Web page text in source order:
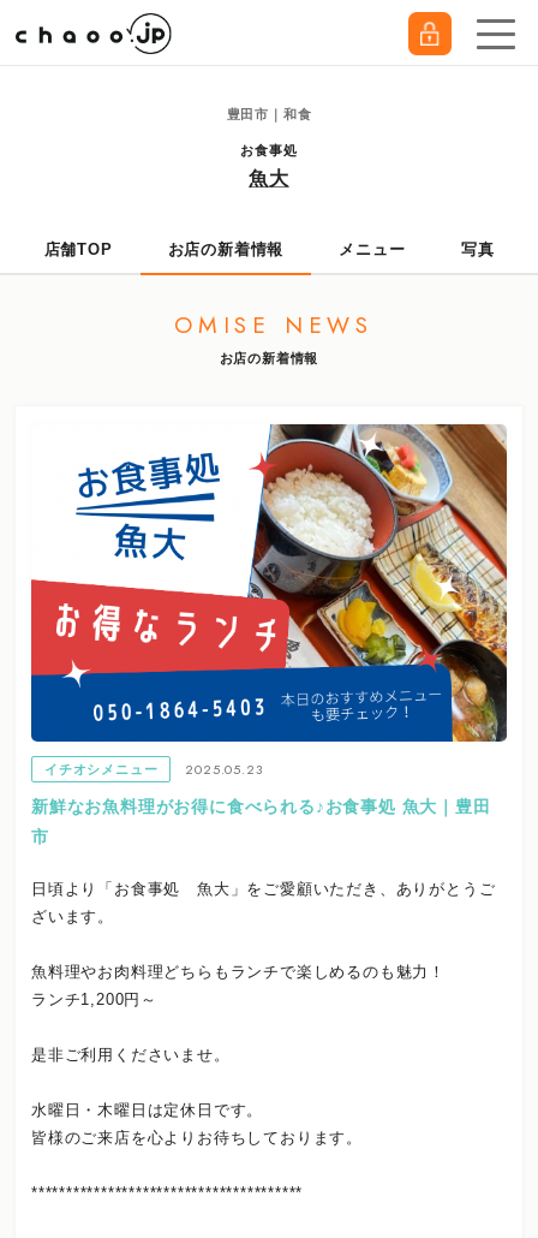
豊田市｜和食
お食事処
魚大
店舗TOP お店の新着情報 メニュー 写真
OMISE NEWS
お店の新着情報
イチオシメニュー
2025.05.23
新鮮なお魚料理がお得に食べられる♪お食事処 魚大｜豊田
市
日頃より「お食事処 魚大」をご愛顧いただき、ありがとうご
ざいます。
魚料理やお肉料理どちらもランチで楽しめるのも魅力！
ランチ1,200円～
是非ご利用くださいませ。
水曜日・木曜日は定休日です。
皆様のご来店を心よりお待ちしております。
***************************************